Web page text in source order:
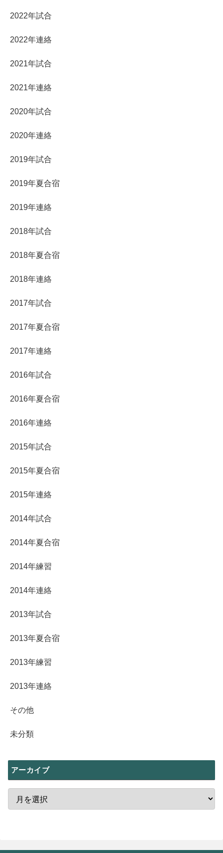
2022年試合
2022年連絡
2021年試合
2021年連絡
2020年試合
2020年連絡
2019年試合
2019年夏合宿
2019年連絡
2018年試合
2018年夏合宿
2018年連絡
2017年試合
2017年夏合宿
2017年連絡
2016年試合
2016年夏合宿
2016年連絡
2015年試合
2015年夏合宿
2015年連絡
2014年試合
2014年夏合宿
2014年練習
2014年連絡
2013年試合
2013年夏合宿
2013年練習
2013年連絡
その他
未分類
アーカイブ